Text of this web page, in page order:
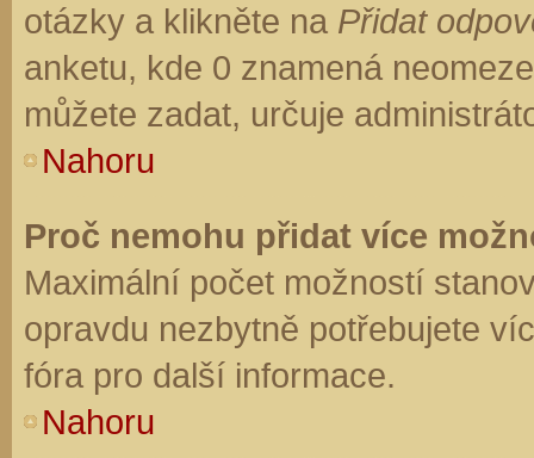
otázky a klikněte na Přidat
anketu, kde 0 znamená
můžete zadat, určuje
Nahoru
Proč nemohu přidat více
Maximální počet možností
opravdu nezbytně potřebujete
fóra pro další informace.
Nahoru